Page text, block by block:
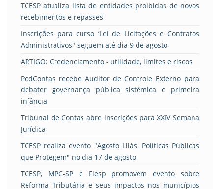
TCESP atualiza lista de entidades proibidas de novos
recebimentos e repasses
Inscrições para curso ‘Lei de Licitações e Contratos
Administrativos" seguem até dia 9 de agosto
ARTIGO: Credenciamento - utilidade, limites e riscos
PodContas recebe Auditor de Controle Externo para
debater governança pública sistêmica e primeira
infância
Tribunal de Contas abre inscrições para XXIV Semana
Jurídica
TCESP realiza evento "Agosto Lilás: Políticas Públicas
que Protegem" no dia 17 de agosto
TCESP, MPC-SP e Fiesp promovem evento sobre
Reforma Tributária e seus impactos nos municípios